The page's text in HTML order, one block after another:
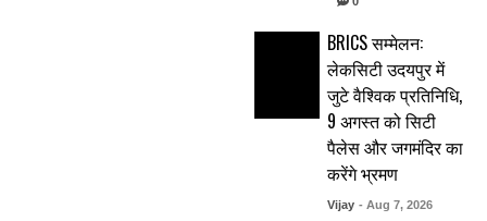
BRICS सम्मेलन:
लेकसिटी उदयपुर में
जुटे वैश्विक प्रतिनिधि,
9 अगस्त को सिटी
पैलेस और जगमंदिर का
करेंगे भ्रमण
Vijay - Aug 7, 2026